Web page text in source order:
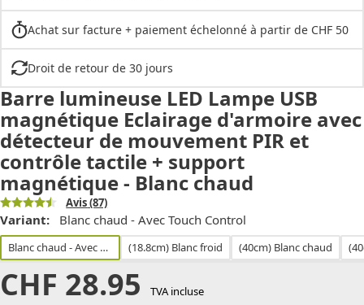
Achat sur facture + paiement échelonné à partir de CHF 50
Droit de retour de 30 jours
Barre lumineuse LED Lampe USB
magnétique Eclairage d'armoire avec
détecteur de mouvement PIR et
contrôle tactile + support
magnétique - Blanc chaud
Avis(87)
Variant: Blanc chaud - Avec Touch Control
Blanc chaud - Avec Touch Control (18.8cm) Blanc froid (40cm) Blanc chaud
CHF 28.95 TVA incluse